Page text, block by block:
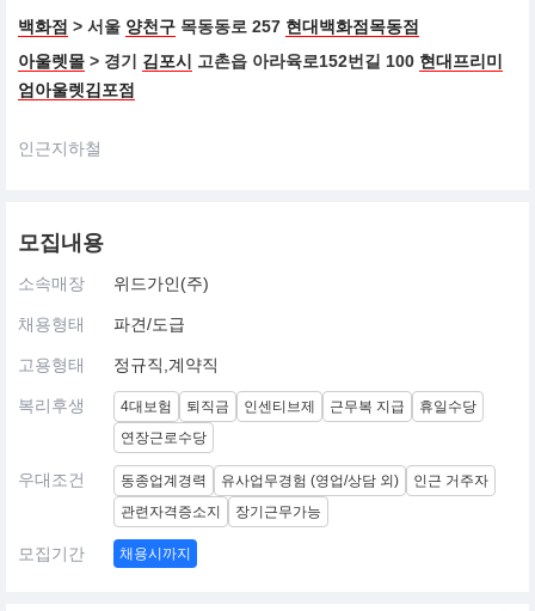
백화점 > 서울 양천구 목동동로 257 현대백화점목동점
아울렛몰 > 경기 김포시 고촌읍 아라육로152번길 100 현대프리미
엄아울렛김포점
인근지하철
모집내용
소속매장 위드가인(주)
채용형태 파견/도급
고용형태 정규직,계약직
복리후생 4대보험 퇴직금 인센티브제 근무복 지급
휴일수당
연장근로수당
우대조건 동종업계경력 유사업무경험 (영업/상담 외)
인근 거주자
관련자격증소지
장기근무가능
모집기간 채용시까지